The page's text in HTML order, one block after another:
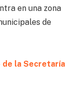
en una zona
de
de la Secretaría